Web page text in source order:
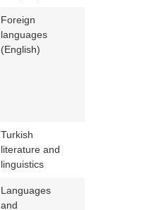
Foreign
languages
(English)
Turkish
literature and
linguistics
Languages
and